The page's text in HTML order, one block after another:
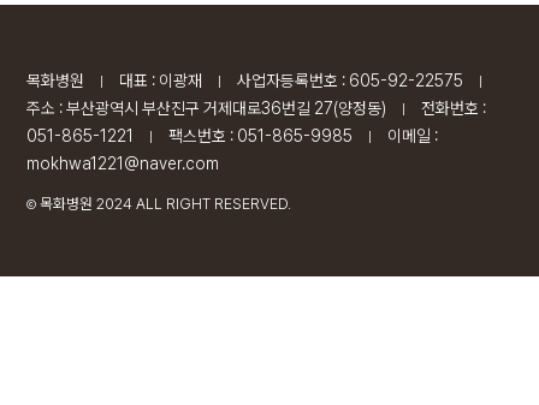
목화병원 대표 : 이광재 사업자등록번호 : 605-92-22575
주소 : 부산광역시 부산진구 거제대로36번길 27(양정동)
전화번호 :
051-865-1221
팩스번호 : 051-865-9985
이메일 :
mokhwa1221@naver.com
Ⓒ 목화병원 2024 ALL RIGHT RESERVED.